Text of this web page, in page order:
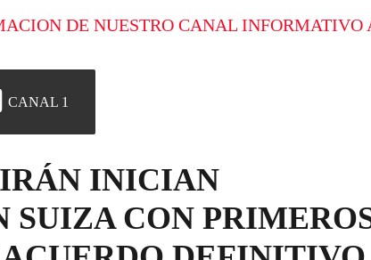
DE NUESTRO CANAL
CANAL 1
IRÁN INICIAN
SUIZA CON